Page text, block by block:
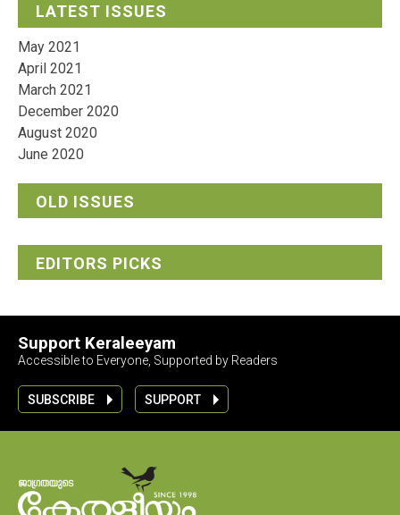
LATEST ISSUES
May 2021
April 2021
March 2021
December 2020
August 2020
June 2020
OLD ISSUES
EDITORS PICKS
Support Keraleeyam
Accessible to Everyone, Supported by Readers
SUBSCRIBE SUPPORT